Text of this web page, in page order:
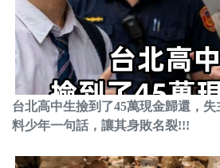
台北高中生撿到了45萬現金歸還，
料少年一句話，讓其身敗名裂!!!